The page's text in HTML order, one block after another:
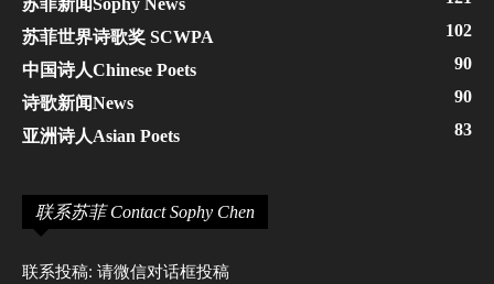
苏菲新闻Sophy News
苏菲世界诗歌奖 SCWPA 102
中国诗人Chinese Poets 90
诗歌新闻News 90
亚洲诗人Asian Poets 83
联系苏菲 Contact Sophy Chen
联系投稿: 请微信对话框投稿